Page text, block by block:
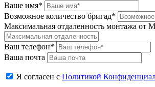
Ваше имя*
Возможное количество бригад*
Максимальная отдаленность монтажа
Ваш телефон*
Ваша почта
Я согласен с Политикой